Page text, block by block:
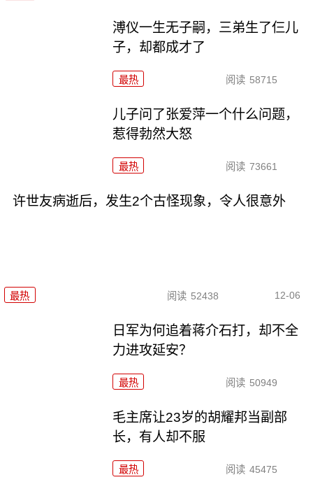
溥仪一生无子嗣，三弟生了仨儿
子，却都成才了
最热 阅读 58715
儿子问了张爱萍一个什么问题，
惹得勃然大怒
最热 阅读 73661
许世友病逝后，发生2个古怪现象，令人很意外
最热 阅读 52438 12-06
日军为何追着蒋介石打，却不全
力进攻延安？
最热 阅读 50949
毛主席让23岁的胡耀邦当副部
长，有人却不服
最热 阅读 45475